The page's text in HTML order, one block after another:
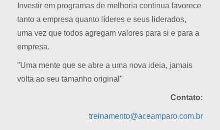
Investir em programas de melhoria continua favorece
tanto a empresa quanto líderes e seus liderados,
uma vez que todos agregam valores para si e para a
empresa.
"Uma mente que se abre a uma nova ideia, jamais
volta ao seu tamanho original"
Contato:
treinamento@aceamparo.com.br